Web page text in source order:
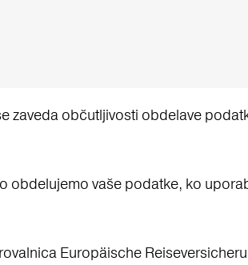
zaveda občutljivosti obdelave
obdelujemo vaše podatke, ko
Europäische